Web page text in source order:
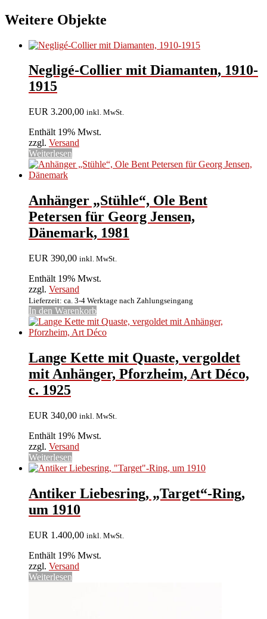
Weitere Objekte
Negligé-Collier mit Diamanten, 1910-
1915
EUR 3.200,00 inkl. MwSt.
Enthält 19% Mwst.
zzgl. Versand
Weiterlesen
Anhänger „Stühle“, Ole Bent
Petersen für Georg Jensen,
Dänemark, 1981
EUR 390,00 inkl. MwSt.
Enthält 19% Mwst.
zzgl. Versand
Lieferzeit: ca. 3-4 Werktage nach Zahlungseingang
In den Warenkorb
Lange Kette mit Quaste, vergoldet
mit Anhänger, Pforzheim, Art Déco,
c. 1925
EUR 340,00 inkl. MwSt.
Enthält 19% Mwst.
zzgl. Versand
Weiterlesen
Antiker Liebesring, „Target“-Ring,
um 1910
EUR 1.400,00 inkl. MwSt.
Enthält 19% Mwst.
zzgl. Versand
Weiterlesen